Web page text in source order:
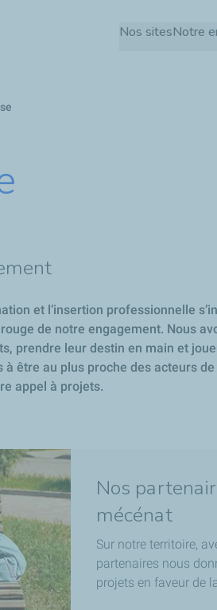
Nos sitesNotre
et l’insertion professionnelle
de notre engagement. Nous
prendre leur destin en main et
être au plus proche des acteurs
appel à projets.
Nos
mécénat
Sur notre territoire,
partenaires nous
projets en faveur de